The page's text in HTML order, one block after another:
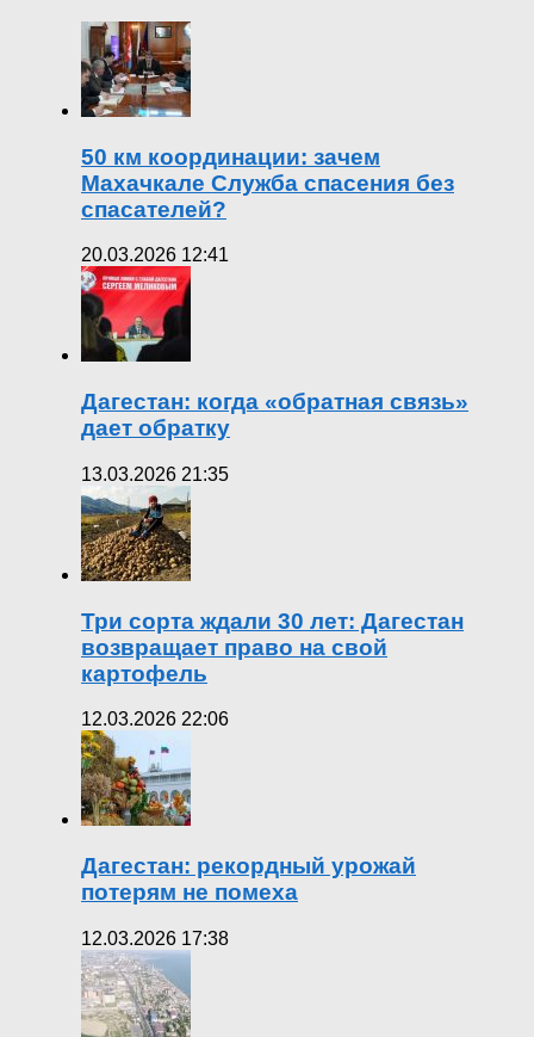
50 км координации: зачем
Махачкале Служба спасения без
спасателей?
20.03.2026 12:41
Дагестан: когда «обратная связь»
дает обратку
13.03.2026 21:35
Три сорта ждали 30 лет: Дагестан
возвращает право на свой
картофель
12.03.2026 22:06
Дагестан: рекордный урожай
потерям не помеха
12.03.2026 17:38